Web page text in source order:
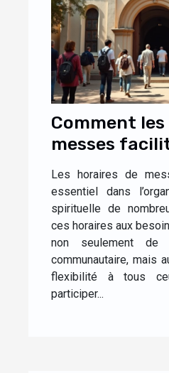
Comment
messes
des fidèles ?
Les horaires de
essentiel dans
spirituelle de
ces horaires aux
non seulement
communautaire, mais
flexibilité à tous
participer...